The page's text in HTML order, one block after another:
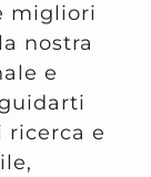
migliori
nostra
e
ricerca e